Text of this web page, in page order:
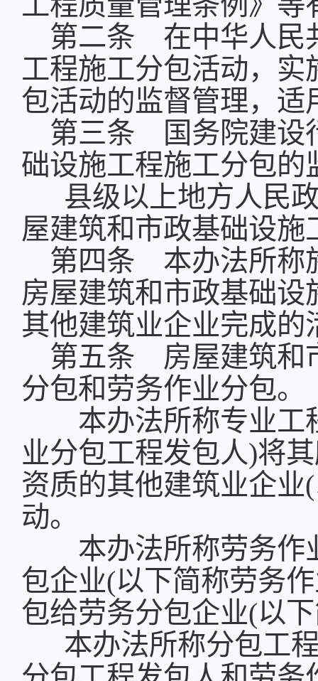
第二条 在中华人民
工程施工分包活动，
包活动的监督管理，适
第三条 国务院建设
础设施工程施工分包的
县级以上地方人民
屋建筑和市政基础设
第四条 本办法所称
房屋建筑和市政基础
其他建筑业企业完成的
第五条 房屋建筑和
分包和劳务作业分包。
本办法所称专业工
业分包工程发包人)将
资质的其他建筑业企业(
动。
本办法所称劳务作
包企业(以下简称劳务
包给劳务分包企业(以
本办法所称分包工